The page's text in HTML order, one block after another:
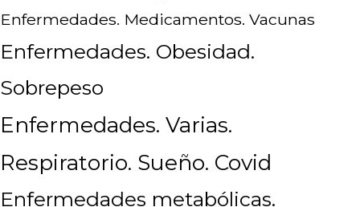
Enfermedades. Medicamentos. Vacunas
Enfermedades. Obesidad.
Sobrepeso
Enfermedades. Varias.
Respiratorio. Sueño. Covid
Enfermedades metabólicas.